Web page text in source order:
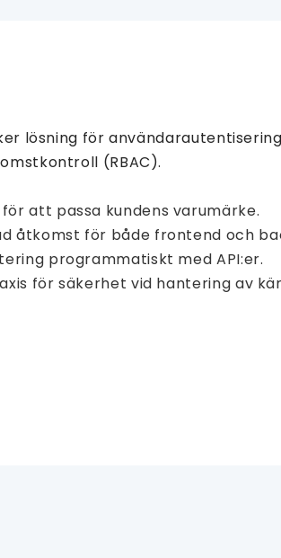
lösning för
(RBAC).
att passa kundens varumärke.
åtkomst för både frontend och
programmatiskt med API:er.
för säkerhet vid hantering av